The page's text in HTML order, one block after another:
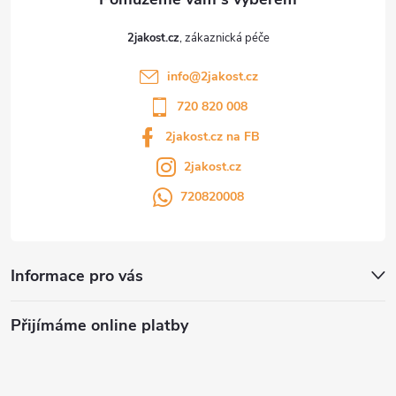
2jakost.cz
info@2jakost.cz
720 820 008
2jakost.cz na FB
2jakost.cz
720820008
Informace pro vás
Přijímáme online platby